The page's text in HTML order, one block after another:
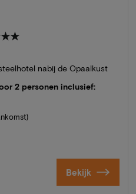
nabij de Opaalkust
2 personen inclusief:
Bekijk